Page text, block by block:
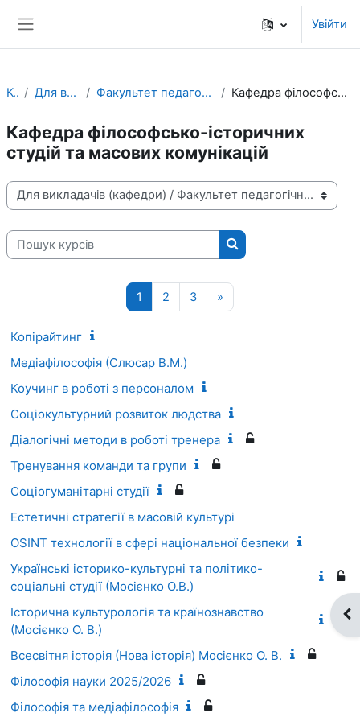
Увійти
Курси Для викладачів (кафедри) Факультет педагогічних технологій та освіти впродовж життя Кафедра філософсько-історичних студій та масових комунікацій
Кафедра філософсько-історичних
студій та масових комунікацій
Категорії курсів
Пошук курсів
Пошук курсів
1 Сторінка 1
2 Сторінка 2
3Сторінка 3
»
Копірайтинг
Медіафілософія (Слюсар В.М.)
Коучинг в роботі з персоналом
Соціокультурний розвиток людства
Діалогічні методи в роботі тренера
Тренування команди та групи
Соціогуманітарні студії
Естетичні стратегії в масовій культурі
OSINT технології в сфері національної безпеки
Українські історико-культурні та політико-
соціальні студії (Мосієнко О.В.)
Історична культурологія та країнознавство
(Мосієнко О. В.)
Всесвітня історія (Нова історія) Мосієнко О. В.
Філософія науки 2025/2026
Філософія та медіафілософія